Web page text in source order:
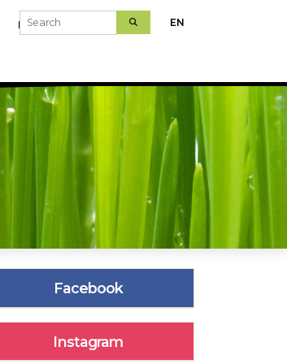
MODELFARMS
Search EN
Facebook
Instagram